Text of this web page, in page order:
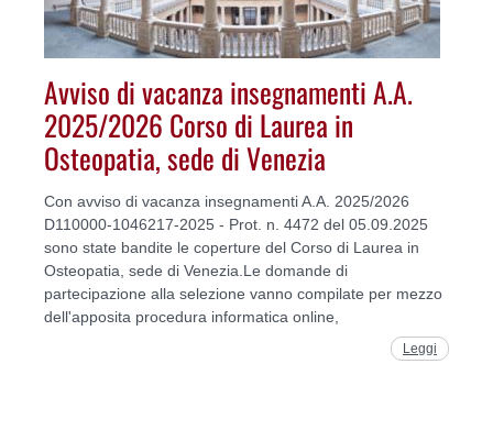
Avviso di vacanza insegnamenti A.A.
2025/2026 Corso di Laurea in
Osteopatia, sede di Venezia
Con avviso di vacanza insegnamenti A.A. 2025/2026
D110000-1046217-2025 - Prot. n. 4472 del 05.09.2025
sono state bandite le coperture del Corso di Laurea in
Osteopatia, sede di Venezia.Le domande di
partecipazione alla selezione vanno compilate per mezzo
dell'apposita procedura informatica online,
Leggi